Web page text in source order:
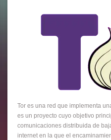
Tor es una red que implementa
es un proyecto cuyo objetivo
comunicaciones distribuida de
internet en la que el